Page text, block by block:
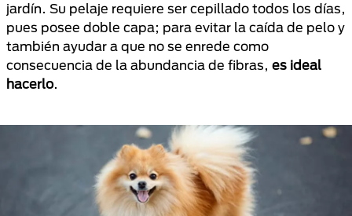
jardín. Su pelaje requiere ser cepillado todos los días,
pues posee doble capa; para evitar la caída de pelo y
también ayudar a que no se enrede como
consecuencia de la abundancia de fibras, es ideal
hacerlo.